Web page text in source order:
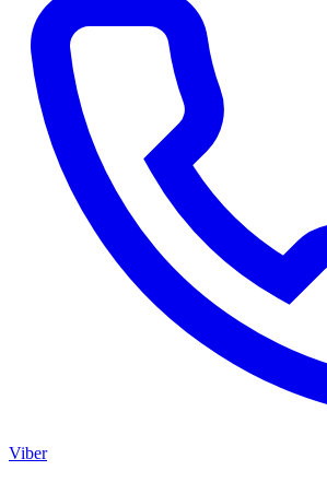
Viber